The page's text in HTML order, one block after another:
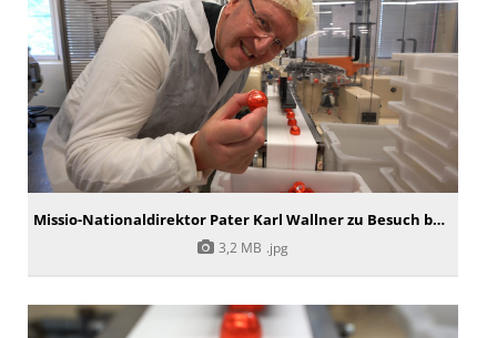
Missio-Nationaldirektor Pater Karl Wallner zu Besuch bei Salzburg Schokolade
3,2 MB .jpg